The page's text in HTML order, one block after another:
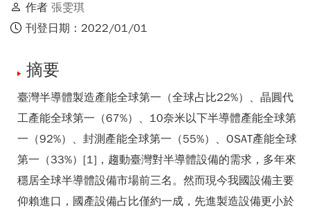
作者 張雯琪
刊登日期：2022/01/01
摘要
臺灣半導體製造產能全球第一（全球占比22%）、晶圓代
工產能全球第一（67%）、10奈米以下半導體產能全球第
一（92%）、封測產能全球第一（55%）、OSAT產能全球
第一（33%）[1]，趨動臺灣對半導體設備的需求，多年來
穩居全球半導體設備市場前三名。然而現今我國設備主要
仰賴進口，國產設備占比僅約一成，先進製造設備更小於